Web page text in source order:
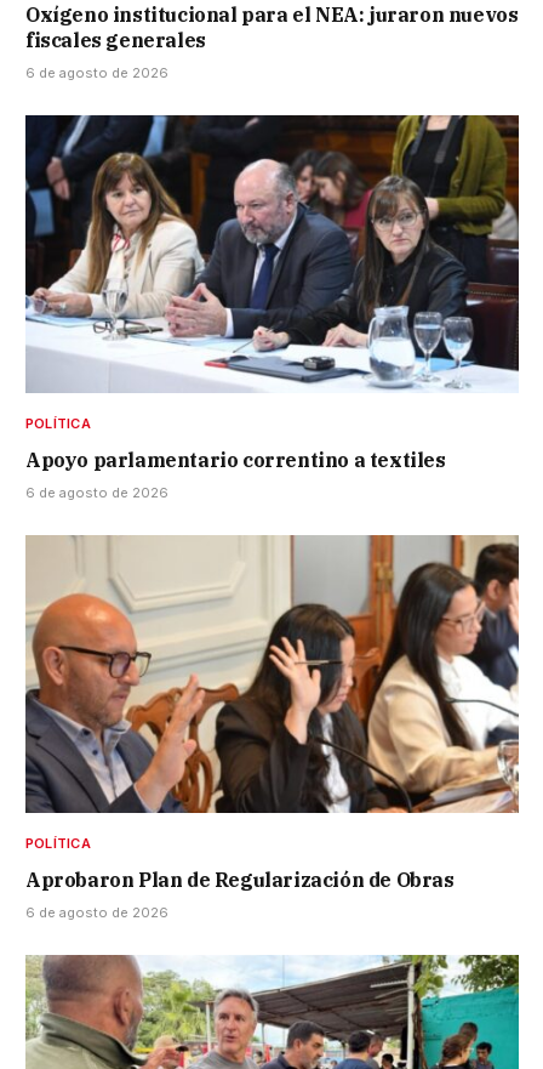
Oxígeno institucional para el NEA: juraron nuevos
fiscales generales
6 de agosto de 2026
POLÍTICA
Apoyo parlamentario correntino a textiles
6 de agosto de 2026
POLÍTICA
Aprobaron Plan de Regularización de Obras
6 de agosto de 2026